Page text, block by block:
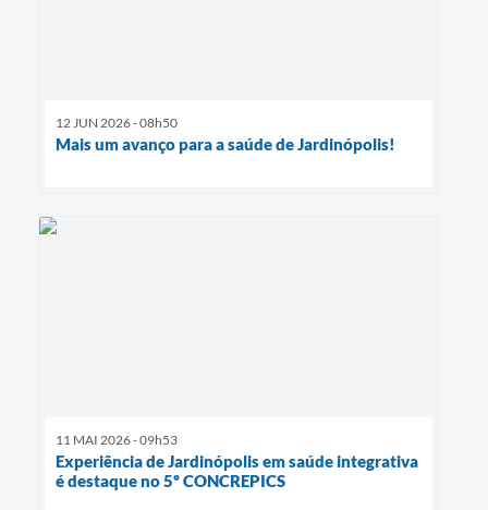
12 JUN 2026 - 08h50
Mais um avanço para a saúde de Jardinópolis!
11 MAI 2026 - 09h53
Experiência de Jardinópolis em saúde integrativa
é destaque no 5º CONCREPICS